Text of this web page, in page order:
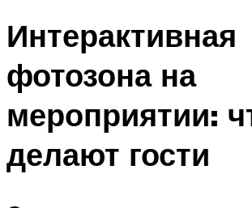
Интерактивная
фотозона на
мероприятии:
делают гости